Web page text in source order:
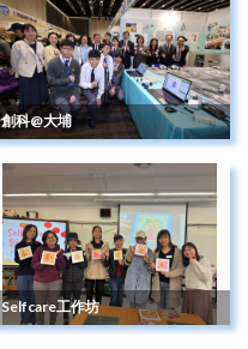
創科@大埔
Selfcare工作坊